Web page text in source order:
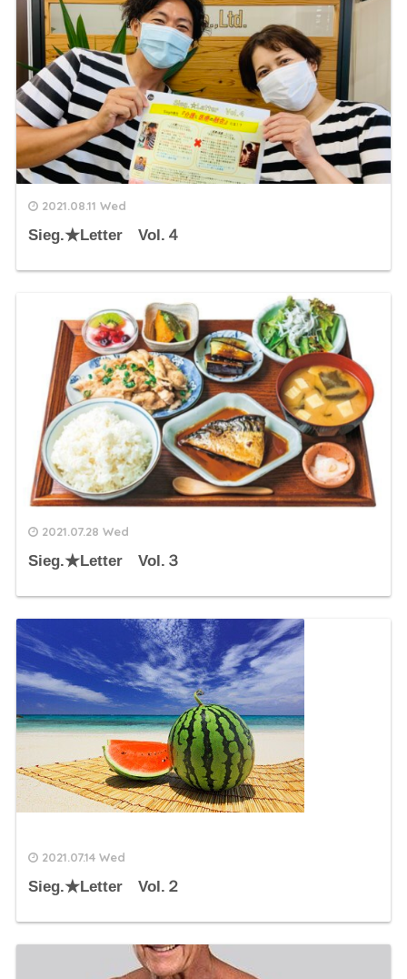
2021.08.11 Wed
Sieg.★Letter Vol.４
2021.07.28 Wed
Sieg.★Letter Vol.３
2021.07.14 Wed
Sieg.★Letter Vol.２